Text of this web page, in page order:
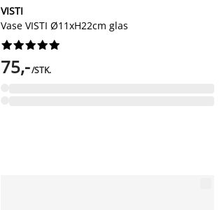
VISTI
Vase VISTI Ø11xH22cm glas






75,-/STK.